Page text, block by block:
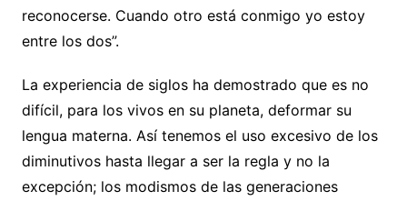
reconocerse. Cuando otro está conmigo yo estoy
entre los dos”.
La experiencia de siglos ha demostrado que es no
difícil, para los vivos en su planeta, deformar su
lengua materna. Así tenemos el uso excesivo de los
diminutivos hasta llegar a ser la regla y no la
excepción; los modismos de las generaciones